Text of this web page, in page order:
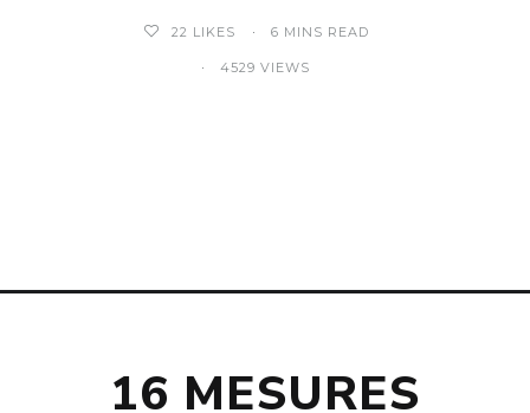
22 LIKES 6 MINS READ
4529 VIEWS
16 MESURES